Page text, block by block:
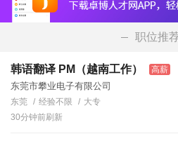
职位推
韩语翻译 PM（越南工作） 高薪
东莞市攀业电子有限公司
东莞 经验不限
大专
30分钟前刷新